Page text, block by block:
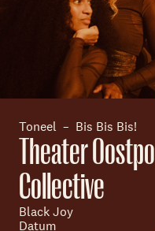
Toneel Bis Bis Bis!
Theater
Collective
Black Joy
Datum